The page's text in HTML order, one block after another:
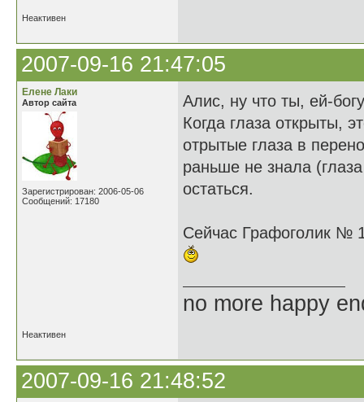
Неактивен
2007-09-16 21:47:05
Елене Лаки
Автор сайта
Зарегистрирован: 2006-05-06
Сообщений: 17180
Алис, ну что ты, ей-
Когда глаза открыты,
отрытые глаза в
раньше не знала
остаться.
Сейчас Графоголик №
no more happy
Неактивен
2007-09-16 21:48:52